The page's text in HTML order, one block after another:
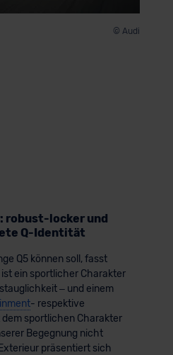
© Audi
robust-locker und
Q-Identität
Q5 können soll, fasst
ein sportlicher Charakter
– und einem
- respektive
sportlichen Charakter
Begegnung nicht
präsentiert sich